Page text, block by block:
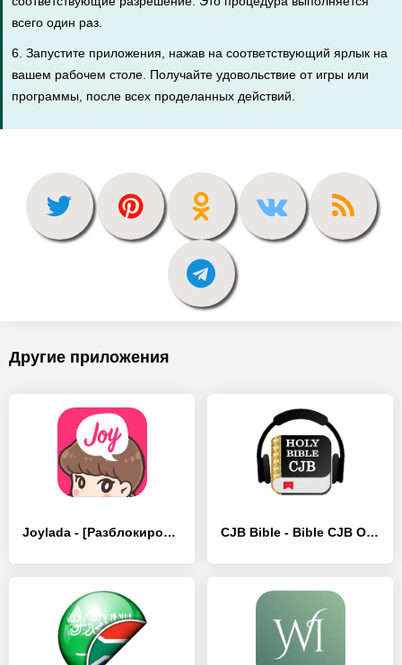
всего один раз.
6. Запустите приложения, нажав на соответствующий ярлык на
вашем рабочем столе. Получайте удовольствие от игры или
программы, после всех проделанных действий.
Другие приложения
Joylada - [Разблокированная версия] CJB Bible - Bible CJB Offline - [Разблокированная версия]